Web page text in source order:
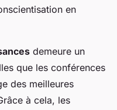
en
demeure un
que les conférences
des meilleures
à cela, les